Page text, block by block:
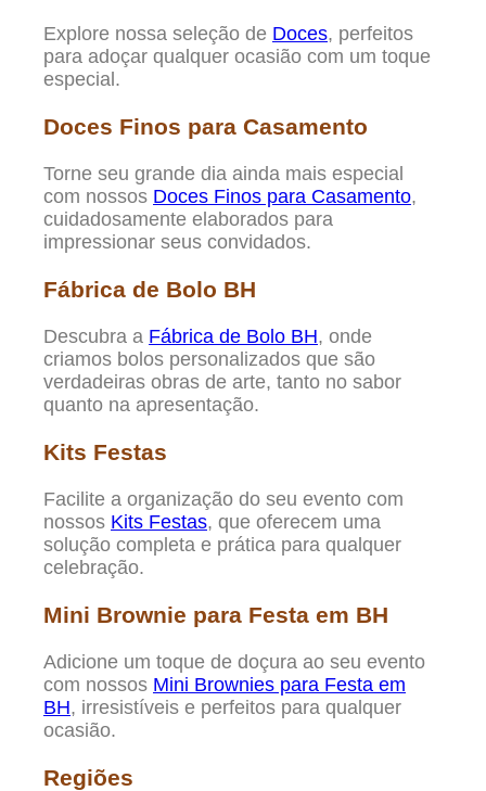
Explore nossa seleção de Doces, perfeitos
para adoçar qualquer ocasião com um toque
especial.
Doces Finos para Casamento
Torne seu grande dia ainda mais especial
com nossos Doces Finos para Casamento,
cuidadosamente elaborados para
impressionar seus convidados.
Fábrica de Bolo BH
Descubra a Fábrica de Bolo BH, onde
criamos bolos personalizados que são
verdadeiras obras de arte, tanto no sabor
quanto na apresentação.
Kits Festas
Facilite a organização do seu evento com
nossos Kits Festas, que oferecem uma
solução completa e prática para qualquer
celebração.
Mini Brownie para Festa em BH
Adicione um toque de doçura ao seu evento
com nossos Mini Brownies para Festa em
BH, irresistíveis e perfeitos para qualquer
ocasião.
Regiões